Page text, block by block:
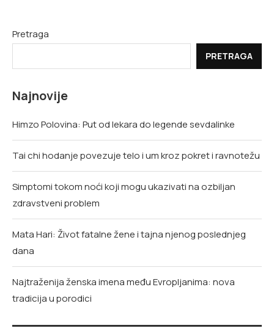
Pretraga
PRETRAGA
Najnovije
Himzo Polovina: Put od lekara do legende sevdalinke
Tai chi hodanje povezuje telo i um kroz pokret i ravnotežu
Simptomi tokom noći koji mogu ukazivati na ozbiljan
zdravstveni problem
Mata Hari: Život fatalne žene i tajna njenog poslednjeg
dana
Najtraženija ženska imena među Evropljanima: nova
tradicija u porodici